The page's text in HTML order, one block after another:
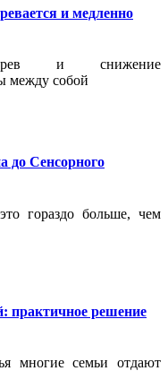
и медленно
и снижение
между собой
до Сенсорного
гораздо больше, чем
практичное решение
многие семьи отдают